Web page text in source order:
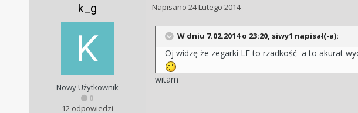
k_g
Nowy Użytkownik
0
12 odpowiedzi
Napisano 24 Lutego 2014
W dniu 7.02.2014 o 23:20, siwy1 napisał(-a):
Oj widzę że zegarki LE to rzadkość a to akurat
witam